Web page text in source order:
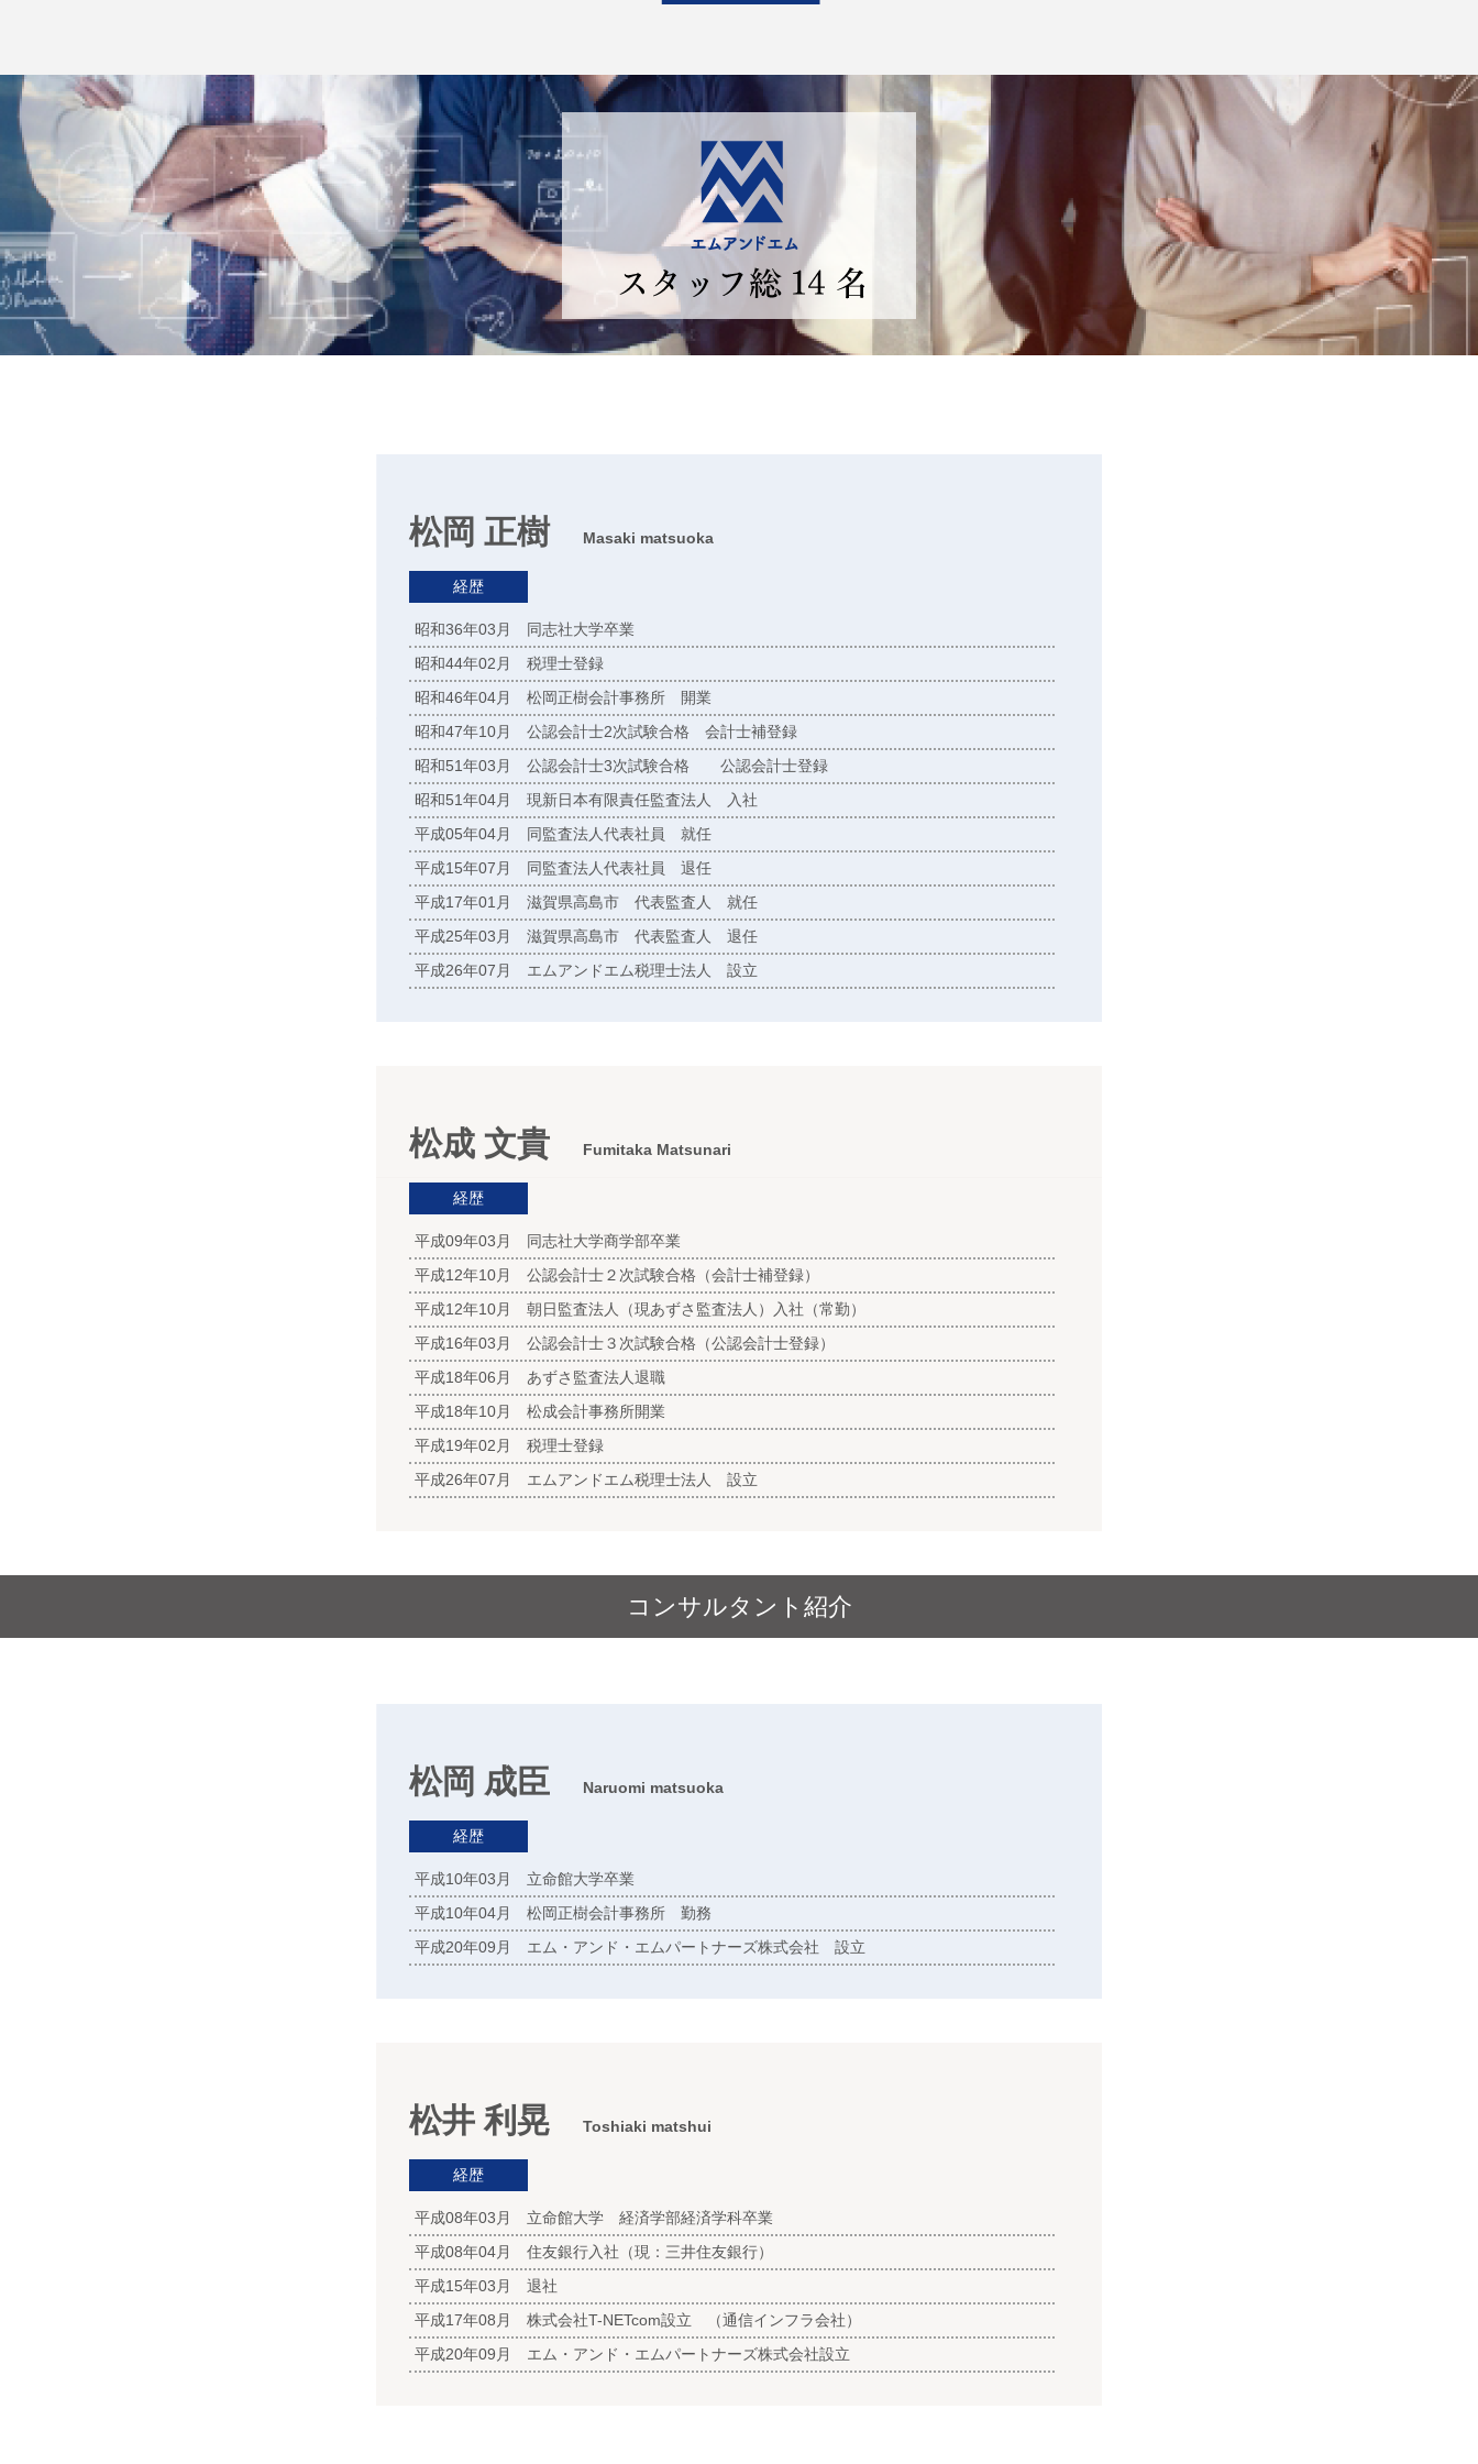
松岡 正樹 Masaki matsuoka
経歴
昭和36年03月 同志社大学卒業
昭和44年02月 税理士登録
昭和46年04月 松岡正樹会計事務所 開業
昭和47年10月 公認会計士2次試験合格 会計士補登録
昭和51年03月 公認会計士3次試験合格 公認会計士登録
昭和51年04月 現新日本有限責任監査法人 入社
平成05年04月 同監査法人代表社員 就任
平成15年07月 同監査法人代表社員 退任
平成17年01月 滋賀県高島市 代表監査人 就任
平成25年03月 滋賀県高島市 代表監査人 退任
平成26年07月 エムアンドエム税理士法人 設立
松成 文貴 Fumitaka Matsunari
経歴
平成09年03月 同志社大学商学部卒業
平成12年10月 公認会計士２次試験合格（会計士補登録）
平成12年10月 朝日監査法人（現あずさ監査法人）入社（常勤）
平成16年03月 公認会計士３次試験合格（公認会計士登録）
平成18年06月 あずさ監査法人退職
平成18年10月 松成会計事務所開業
平成19年02月 税理士登録
平成26年07月 エムアンドエム税理士法人 設立
コンサルタント紹介
松岡 成臣 Naruomi matsuoka
経歴
平成10年03月 立命館大学卒業
平成10年04月 松岡正樹会計事務所 勤務
平成20年09月 エム・アンド・エムパートナーズ株式会社 設立
松井 利晃 Toshiaki matshui
経歴
平成08年03月 立命館大学 経済学部経済学科卒業
平成08年04月 住友銀行入社（現：三井住友銀行）
平成15年03月 退社
平成17年08月 株式会社T-NETcom設立 （通信インフラ会社）
平成20年09月 エム・アンド・エムパートナーズ株式会社設立